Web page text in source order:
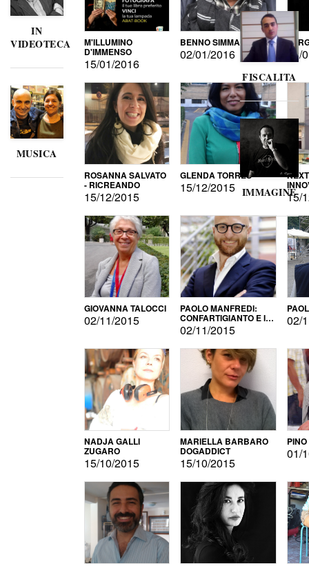
IN
VIDEOTECA
MUSICA
M'ILLUMINO
D'IMMENSO
15/01/2016
BENNO SIMMA
02/01/2016
ROSANNA SALVATO
- RICREANDO
15/12/2015
GLENDA TORRES
15/12/2015
15/
GIOVANNA TALOCCI
02/11/2015
PAOLO MANFREDI:
CONFARTIGIANTO E IL
SONDAGGIO
02/11/2015
02/
NADJA GALLI
ZUGARO
15/10/2015
MARIELLA BARBARO
DOGADDICT
15/10/2015
01/
FISCALITA
IMMAGINE